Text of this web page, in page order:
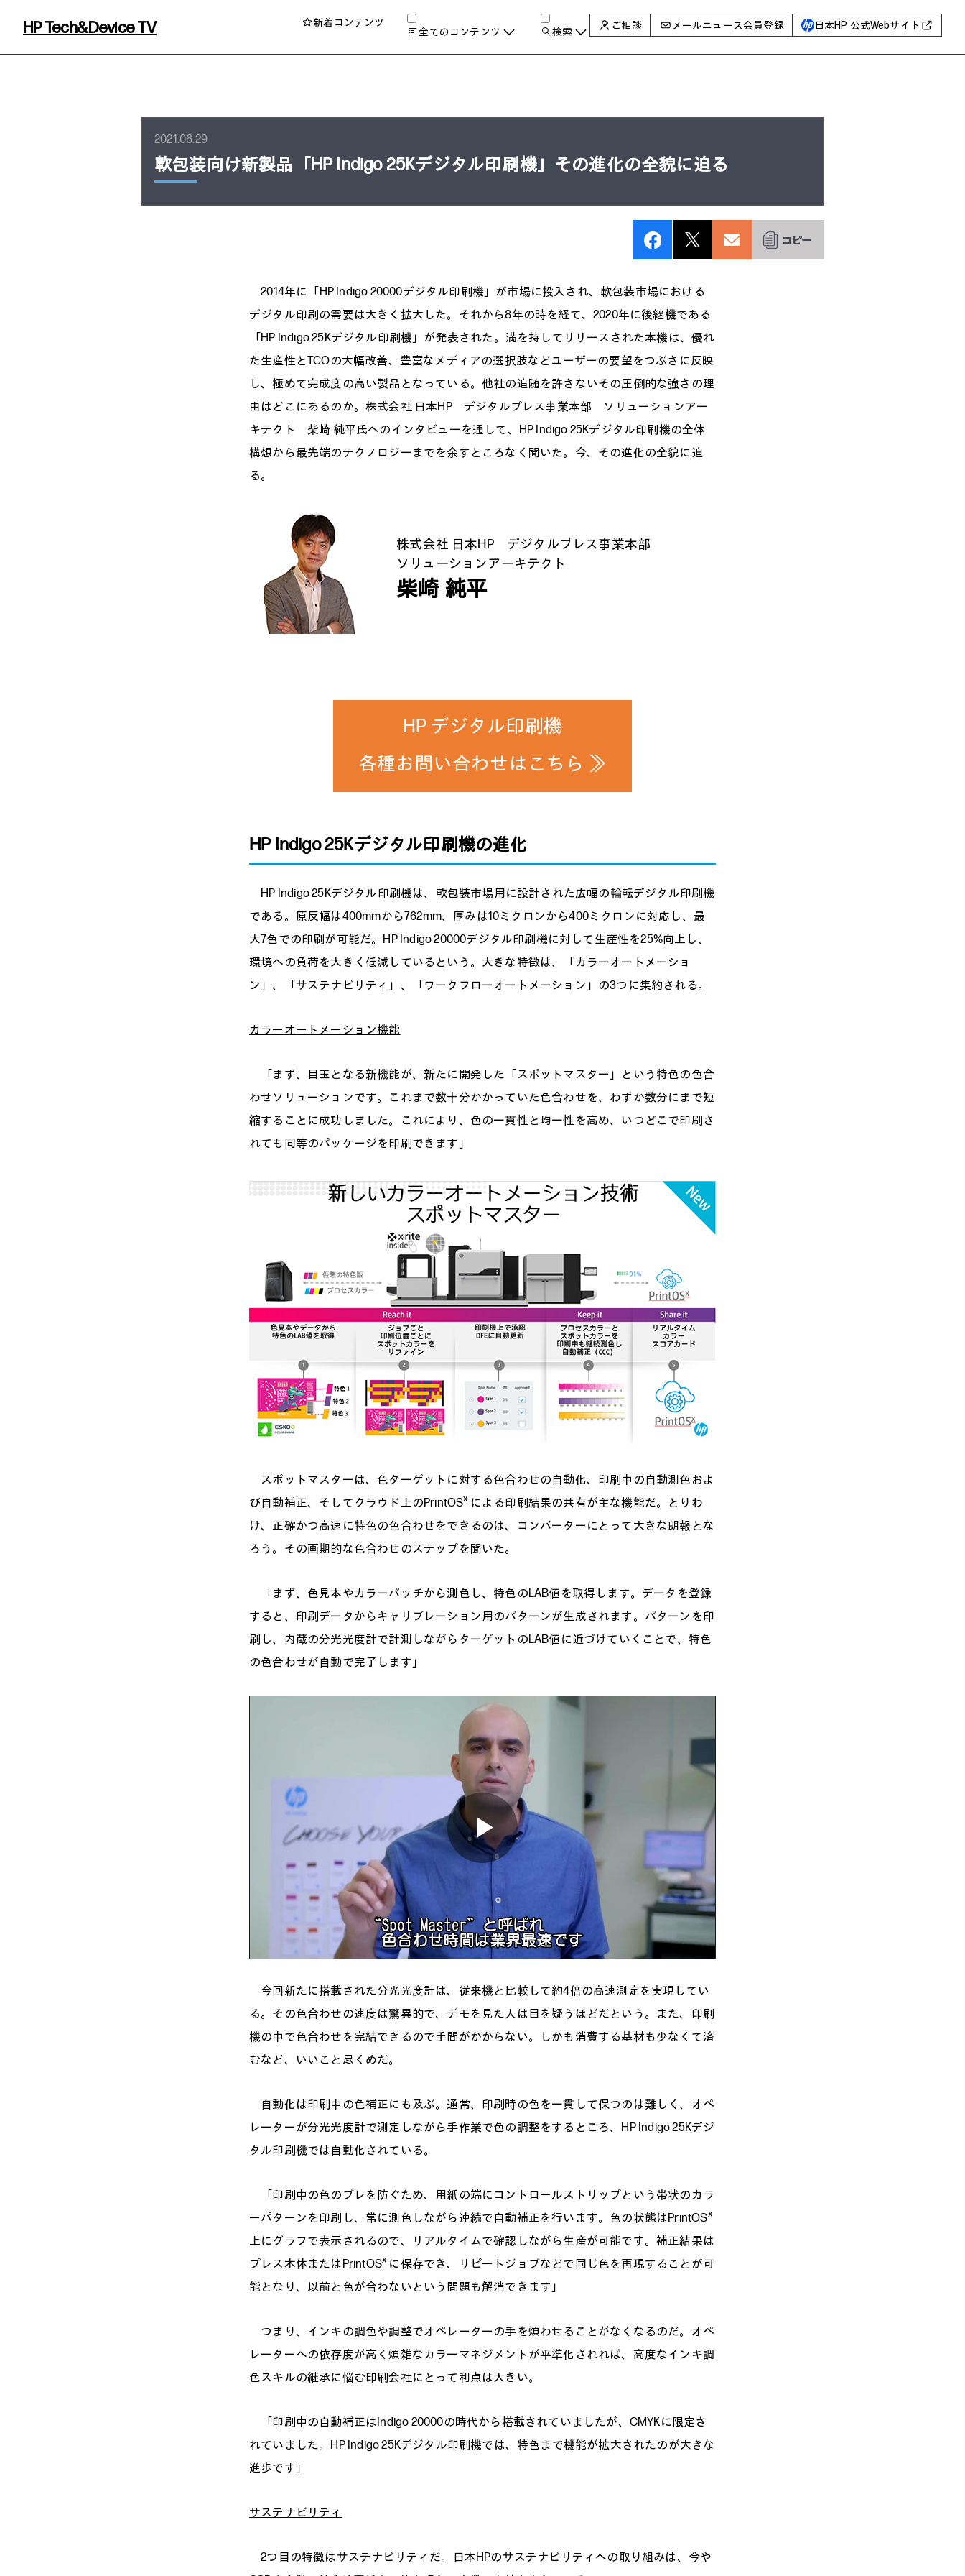
HP Tech&Device TV 新着コンテンツ
全てのコンテンツ
チャンネル
自治体・公共
ワークステーション
タグ
Poly
検索 ご相談 メールニュース会員登録 日本HP 公式Webサイト
2021.06.29
軟包装向け新製品「HP Indigo 25Kデジタル印刷機」その進化の全貌に迫る
2014年に「HP Indigo 20000デジタル印刷機」が市場に投入され、軟包装市場における
デジタル印刷の需要は大きく拡大した。それから8年の時を経て、2020年に後継機である
「HP Indigo 25Kデジタル印刷機」が発表された。満を持してリリースされた本機は、優れ
た生産性とTCOの大幅改善、豊富なメディアの選択肢などユーザーの要望をつぶさに反映
し、極めて完成度の高い製品となっている。他社の追随を許さないその圧倒的な強さの理
由はどこにあるのか。株式会社 日本HP デジタルプレス事業本部 ソリューションアー
キテクト 柴崎 純平氏へのインタビューを通して、HP Indigo 25Kデジタル印刷機の全体
構想から最先端のテクノロジーまでを余すところなく聞いた。今、その進化の全貌に迫
る。
株式会社 日本HP デジタルプレス事業本部
ソリューションアーキテクト
柴崎 純平
HP デジタル印刷機
各種お問い合わせはこちら ≫
HP Indigo 25Kデジタル印刷機の進化
HP Indigo 25Kデジタル印刷機は、軟包装市場用に設計された広幅の輪転デジタル印刷機
である。原反幅は400mmから762mm、厚みは10ミクロンから400ミクロンに対応し、最
大7色での印刷が可能だ。HP Indigo 20000デジタル印刷機に対して生産性を25%向上し、
環境への負荷を大きく低減しているという。大きな特徴は、「カラーオートメーショ
ン」、「サステナビリティ」、「ワークフローオートメーション」の3つに集約される。
カラーオートメーション機能
「まず、目玉となる新機能が、新たに開発した「スポットマスター」という特色の色合
わせソリューションです。これまで数十分かかっていた色合わせを、わずか数分にまで短
縮することに成功しました。これにより、色の一貫性と均一性を高め、いつどこで印刷さ
れても同等のパッケージを印刷できます」
スポットマスターは、色ターゲットに対する色合わせの自動化、印刷中の自動測色およ
び自動補正、そしてクラウド上のPrintOSx による印刷結果の共有が主な機能だ。とりわ
け、正確かつ高速に特色の色合わせをできるのは、コンバーターにとって大きな朗報とな
ろう。その画期的な色合わせのステップを聞いた。
「まず、色見本やカラーパッチから測色し、特色のLAB値を取得します。データを登録
すると、印刷データからキャリブレーション用のパターンが生成されます。パターンを印
刷し、内蔵の分光光度計で計測しながらターゲットのLAB値に近づけていくことで、特色
の色合わせが自動で完了します」
Play
Video
今回新たに搭載された分光光度計は、従来機と比較して約4倍の高速測定を実現してい
る。その色合わせの速度は驚異的で、デモを見た人は目を疑うほどだという。また、印刷
機の中で色合わせを完結できるので手間がかからない。しかも消費する基材も少なくて済
むなど、いいこと尽くめだ。
自動化は印刷中の色補正にも及ぶ。通常、印刷時の色を一貫して保つのは難しく、オペ
レーターが分光光度計で測定しながら手作業で色の調整をするところ、HP Indigo 25Kデジ
タル印刷機では自動化されている。
「印刷中の色のブレを防ぐため、用紙の端にコントロールストリップという帯状のカラ
ーパターンを印刷し、常に測色しながら連続で自動補正を行います。色の状態はPrintOSx
上にグラフで表示されるので、リアルタイムで確認しながら生産が可能です。補正結果は
プレス本体またはPrintOSx に保存でき、リピートジョブなどで同じ色を再現することが可
能となり、以前と色が合わないという問題も解消できます」
つまり、インキの調色や調整でオペレーターの手を煩わせることがなくなるのだ。オペ
レーターへの依存度が高く煩雑なカラーマネジメントが平準化されれば、高度なインキ調
色スキルの継承に悩む印刷会社にとって利点は大きい。
「印刷中の自動補正はIndigo 20000の時代から搭載されていましたが、CMYKに限定さ
れていました。HP Indigo 25Kデジタル印刷機では、特色まで機能が拡大されたのが大きな
進歩です」
サステナビリティ
2つ目の特徴はサステナビリティだ。日本HPのサステナビリティへの取り組みは、今や